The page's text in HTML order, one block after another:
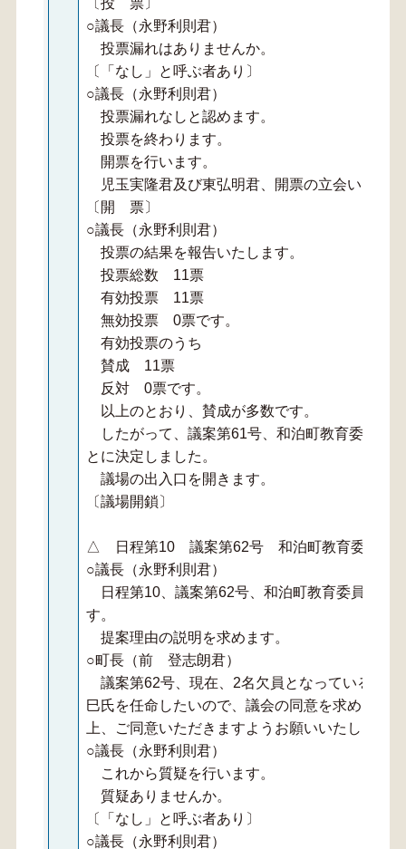
〔投 票〕
○議長（永野利則君）
投票漏れはありませんか。
〔「なし」と呼ぶ者あり〕
○議長（永野利則君）
投票漏れなしと認めます。
投票を終わります。
開票を行います。
児玉実隆君及び東弘明君、開票の立会いをお
〔開 票〕
○議長（永野利則君）
投票の結果を報告いたします。
投票総数 11票
有効投票 11票
無効投票 0票です。
有効投票のうち
賛成 11票
反対 0票です。
以上のとおり、賛成が多数です。
したがって、議案第61号、和泊町教育委員会
とに決定しました。
議場の出入口を開きます。
〔議場開鎖〕
△ 日程第10 議案第62号 和泊町教育委員会委
○議長（永野利則君）
日程第10、議案第62号、和泊町教育委員会委
す。
提案理由の説明を求めます。
○町長（前 登志朗君）
議案第62号、現在、2名欠員となっている教育
巳氏を任命したいので、議会の同意を求めるも
上、ご同意いただきますようお願いいたします。
○議長（永野利則君）
これから質疑を行います。
質疑ありませんか。
〔「なし」と呼ぶ者あり〕
○議長（永野利則君）